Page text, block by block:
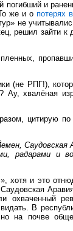
погибший и
же и о потерях
не
решил зайти к
(не РПГ!),
Ау, хвалёная
цитирую по
Саудовская
радарами и
хотя и это
охваченный
В
на почве